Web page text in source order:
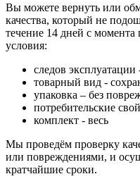
Вы можете вернуть или
качества, который не
течение 14 дней с
условия:
следов эксплуатации
товарный вид -
упаковка – без
потребительские
комплект - весь
Мы проведём проверку
или повреждениями, и
кратчайшие сроки.